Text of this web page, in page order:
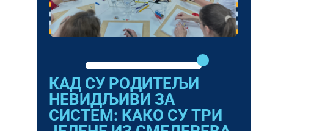
КАД СУ РОДИТЕЉИ
НЕВИДЉИВИ ЗА
СИСТЕМ: КАКО СУ ТРИ